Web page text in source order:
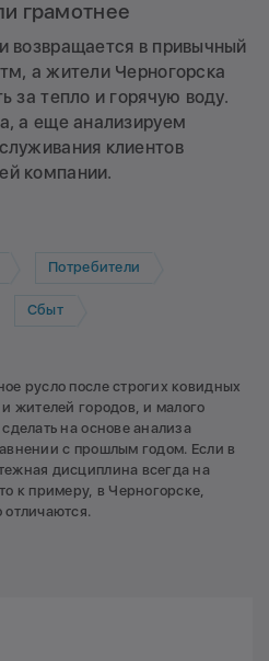
грамотнее
возвращается в привычный
а жители Черногорска
за тепло и горячую воду.
а еще анализируем
клиентов
компании.
Потребители
Сбыт
русло после строгих ковидных
жителей городов, и малого
на основе анализа
с прошлым годом. Если в
дисциплина всегда на
к примеру, в Черногорске,
отличаются.